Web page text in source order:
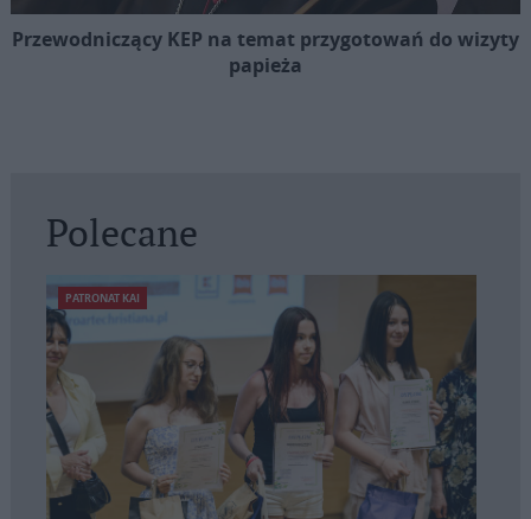
Przewodniczący KEP na temat przygotowań do wizyty
papieża
Polecane
PATRONAT KAI